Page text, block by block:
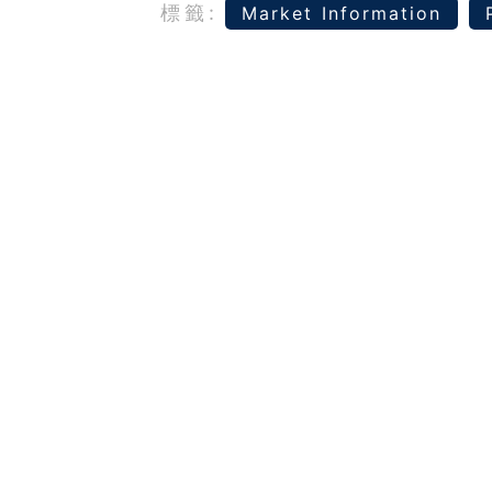
標籤: Market Information